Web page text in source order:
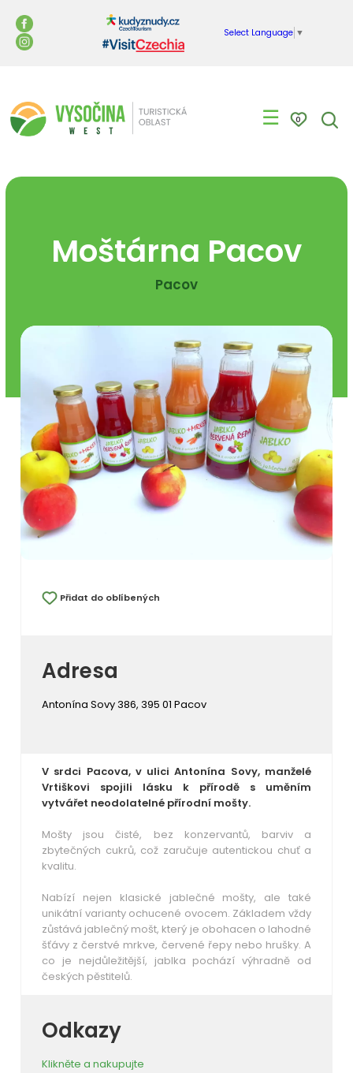
Select Language ▼
☰ 0
Moštárna Pacov
Pacov
Přidat do oblíbených
Adresa
Antonína Sovy 386, 395 01 Pacov
V srdci Pacova, v ulici Antonína Sovy, manželé
Vrtiškovi spojili lásku k přírodě s uměním
vytvářet neodolatelné přírodní mošty.
Mošty jsou čisté, bez konzervantů, barviv a
zbytečných cukrů, což zaručuje autentickou chuť a
kvalitu.
Nabízí nejen klasické jablečné mošty, ale také
unikátní varianty ochucené ovocem. Základem vždy
zůstává jablečný mošt, který je obohacen o lahodné
šťávy z čerstvé mrkve, červené řepy nebo hrušky. A
co je nejdůležitější, jablka pochází výhradně od
českých pěstitelů.
Odkazy
Klikněte a nakupujte